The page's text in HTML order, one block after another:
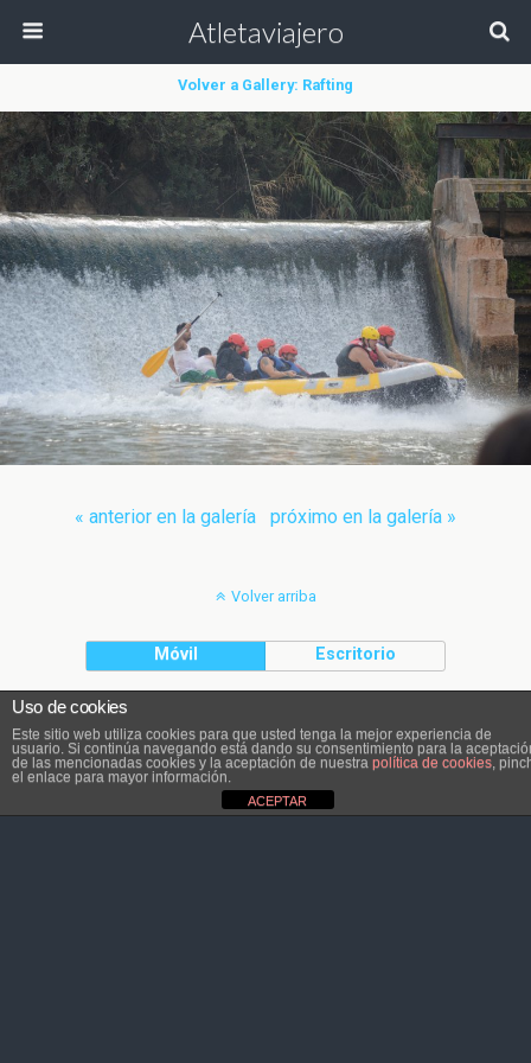
Atletaviajero
Volver a Gallery: Rafting
« anterior en la galería próximo en la galería »
Volver arriba
Móvil Escritorio
El contenido pertenece a Atletaviajero.info
Uso de cookies
Este sitio web utiliza cookies para que usted tenga la mejor experiencia de
usuario. Si continúa navegando está dando su consentimiento para la
de las mencionadas cookies y la aceptación de nuestra política de cookies ,
el enlace para mayor información.
ACEPTAR